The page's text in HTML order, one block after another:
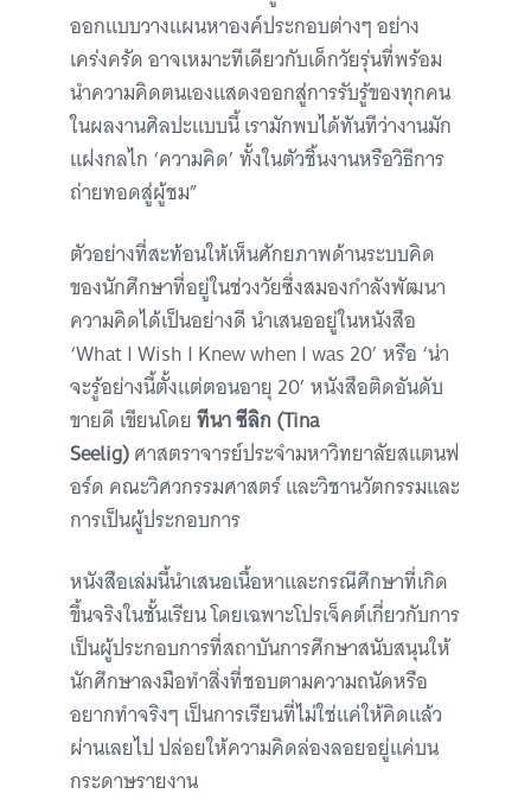
ออกแบบวางแผนหาองค์ประกอบต่างๆ อย่าง
เคร่งครัด อาจเหมาะทีเดียวกับเด็กวัยรุ่นที่พร้อม
นำความคิดตนเองแสดงออกสู่การรับรู้ของทุกคน
ในผลงานศิลปะแบบนี้ เรามักพบได้ทันทีว่างานมัก
แฝงกลไก ‘ความคิด’ ทั้งในตัวชิ้นงานหรือวิธีการ
ถ่ายทอดสู่ผู้ชม”
ตัวอย่างที่สะท้อนให้เห็นศักยภาพด้านระบบคิด
ของนักศึกษาที่อยู่ในช่วงวัยซึ่งสมองกำลังพัฒนา
ความคิดได้เป็นอย่างดี นำเสนออยู่ในหนังสือ
‘What I Wish I Knew when I was 20’ หรือ ‘น่า
จะรู้อย่างนี้ตั้งแต่ตอนอายุ 20’ หนังสือติดอันดับ
ขายดี เขียนโดยทีนา ซีลิก (Tina
Seelig)ศาสตราจารย์ประจำมหาวิทยาลัยสแตนฟ
อร์ด คณะวิศวกรรมศาสตร์ และวิชานวัตกรรมและ
การเป็นผู้ประกอบการ
หนังสือเล่มนี้นำเสนอเนื้อหาและกรณีศึกษาที่เกิด
ขึ้นจริงในชั้นเรียน โดยเฉพาะโปรเจ็คต์เกี่ยวกับการ
เป็นผู้ประกอบการที่สถาบันการศึกษาสนับสนุนให้
นักศึกษาลงมือทำสิ่งที่ชอบตามความถนัดหรือ
อยากทำจริงๆ เป็นการเรียนที่ไม่ใช่แค่ให้คิดแล้ว
ผ่านเลยไป ปล่อยให้ความคิดล่องลอยอยู่แค่บน
กระดาษรายงาน